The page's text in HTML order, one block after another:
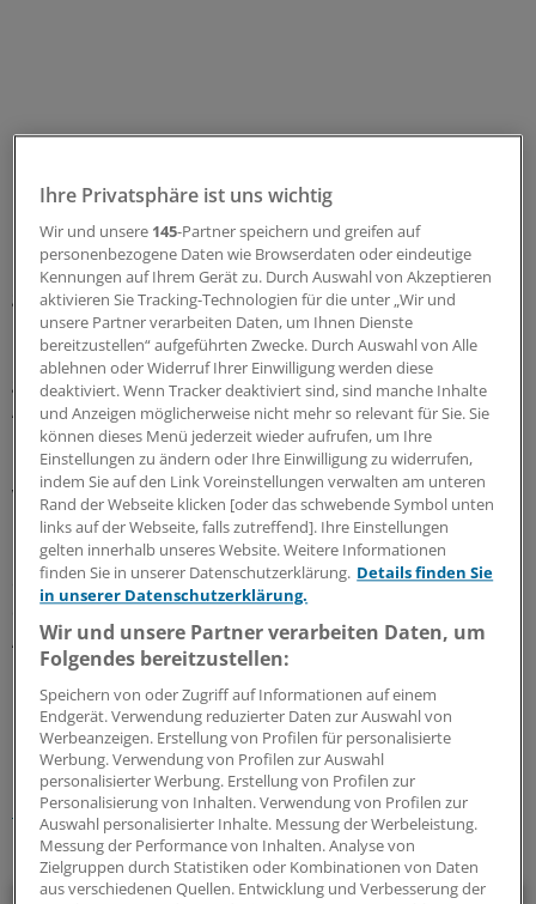
Ob und wann eine solche Überprüfung der Situation
geschieht, ist völlig unklar. Der Arzt hofft jetzt auf eine
künftige rot-grüne Landesregierung in Hessen. Die
beteiligten Parteien wenden sich in ihren Programmen
gegen die Diskriminierung Homosexueller. Die Berliner
Ärzteversorgung wurde beispielsweise durch
Landesgesetz zur Gleichstellung verpflichtet. Aber auch
in Hessen tut sich bereits etwas: So hat kürzlich das
Versorgungswerk der hessischen Rechtsanwälte die
Gleichbehandlung von Hinterbliebenen aus Ehe und
Lebenspartnerschaft in seine Satzung aufgenommen. In
einem kapitalgedeckten Alterssicherungssystem sei
diese Gleichstellung sachgerecht, so die
Anwaltsversorgung.
Schlagworte:
Recht
Ihr Newsletter zum Thema
Ihre Privatsphäre ist uns wichtig
Wir und unsere 145-Partner speichern und greifen auf
personenbezogene Daten wie Browserdaten oder eindeutige
Kennungen auf Ihrem Gerät zu. Durch Auswahl von Akzeptieren
aktivieren Sie Tracking-Technologien für die unter „Wir und
unsere Partner verarbeiten Daten, um Ihnen Dienste
bereitzustellen“ aufgeführten Zwecke. Durch Auswahl von Alle
ablehnen oder Widerruf Ihrer Einwilligung werden diese
deaktiviert. Wenn Tracker deaktiviert sind, sind manche Inhalte
und Anzeigen möglicherweise nicht mehr so relevant für Sie. Sie
können dieses Menü jederzeit wieder aufrufen, um Ihre
Einstellungen zu ändern oder Ihre Einwilligung zu widerrufen,
indem Sie auf den Link Voreinstellungen verwalten am unteren
Rand der Webseite klicken [oder das schwebende Symbol unten
links auf der Webseite, falls zutreffend]. Ihre Einstellungen
gelten innerhalb unseres Website. Weitere Informationen
finden Sie in unserer Datenschutzerklärung. Details finden Sie
in unserer Datenschutzerklärung.
Wir und unsere Partner verarbeiten Daten, um
Folgendes bereitzustellen:
Speichern von oder Zugriff auf Informationen auf einem
Endgerät. Verwendung reduzierter Daten zur Auswahl von
Werbeanzeigen. Erstellung von Profilen für personalisierte
Werbung. Verwendung von Profilen zur Auswahl
personalisierter Werbung. Erstellung von Profilen zur
Personalisierung von Inhalten. Verwendung von Profilen zur
Auswahl personalisierter Inhalte. Messung der Werbeleistung.
Messung der Performance von Inhalten. Analyse von
Zielgruppen durch Statistiken oder Kombinationen von Daten
aus verschiedenen Quellen. Entwicklung und Verbesserung der